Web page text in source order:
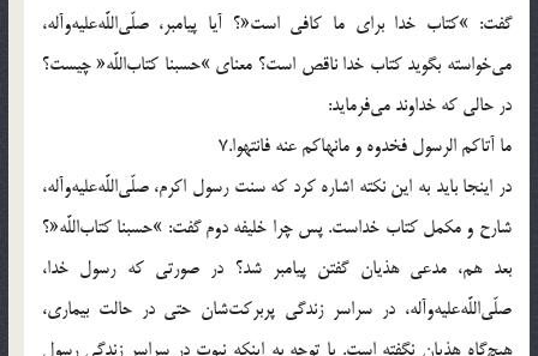
گفت: »كتاب خدا براى ما كافى است«؟ آيا پيامبر، صلّى‌اللَّه‌عليه‌وآله،
مى‌خواسته بگويد كتاب خدا ناقص است؟ معناى »حسبنا كتاب‌اللَّه« چيست؟
در حالى كه خداوند مى‌فرمايد:
ما آتاكم الرسول فخدوه و مانهاكم عنه فانتهوا.7
در اينجا بايد به اين نكته اشاره كرد كه سنت رسول اكرم، صلّى‌اللَّه‌عليه‌وآله،
شارح و مكمل كتاب خداست. پس چرا خليفه دوم گفت: »حسبنا كتاب‌اللَّه«؟
بعد هم، مدعى هذيان گفتن پيامبر شد؟ در صورتى كه رسول خدا،
صلّى‌اللَّه‌عليه‌وآله، در سراسر زندگى پربركت‌شان حتى در حالت بيمارى،